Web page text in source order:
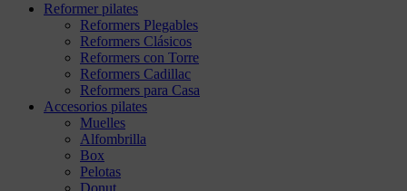
Reformer pilates
Reformers Plegables
Reformers Clásicos
Reformers con Torre
Reformers Cadillac
Reformers para Casa
Accesorios pilates
Muelles
Alfombrilla
Box
Pelotas
Donut